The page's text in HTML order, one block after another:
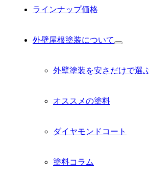
ラインナップ価格
外壁屋根塗装について
サ
ニ
外壁塗装を安さだけで選
オススメの塗料
ダイヤモンドコート
塗料コラム